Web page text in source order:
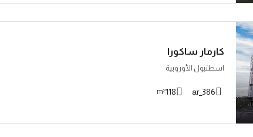
كارمار ساكورا
اسطنبول الأوروبية
386_ar
118
m²